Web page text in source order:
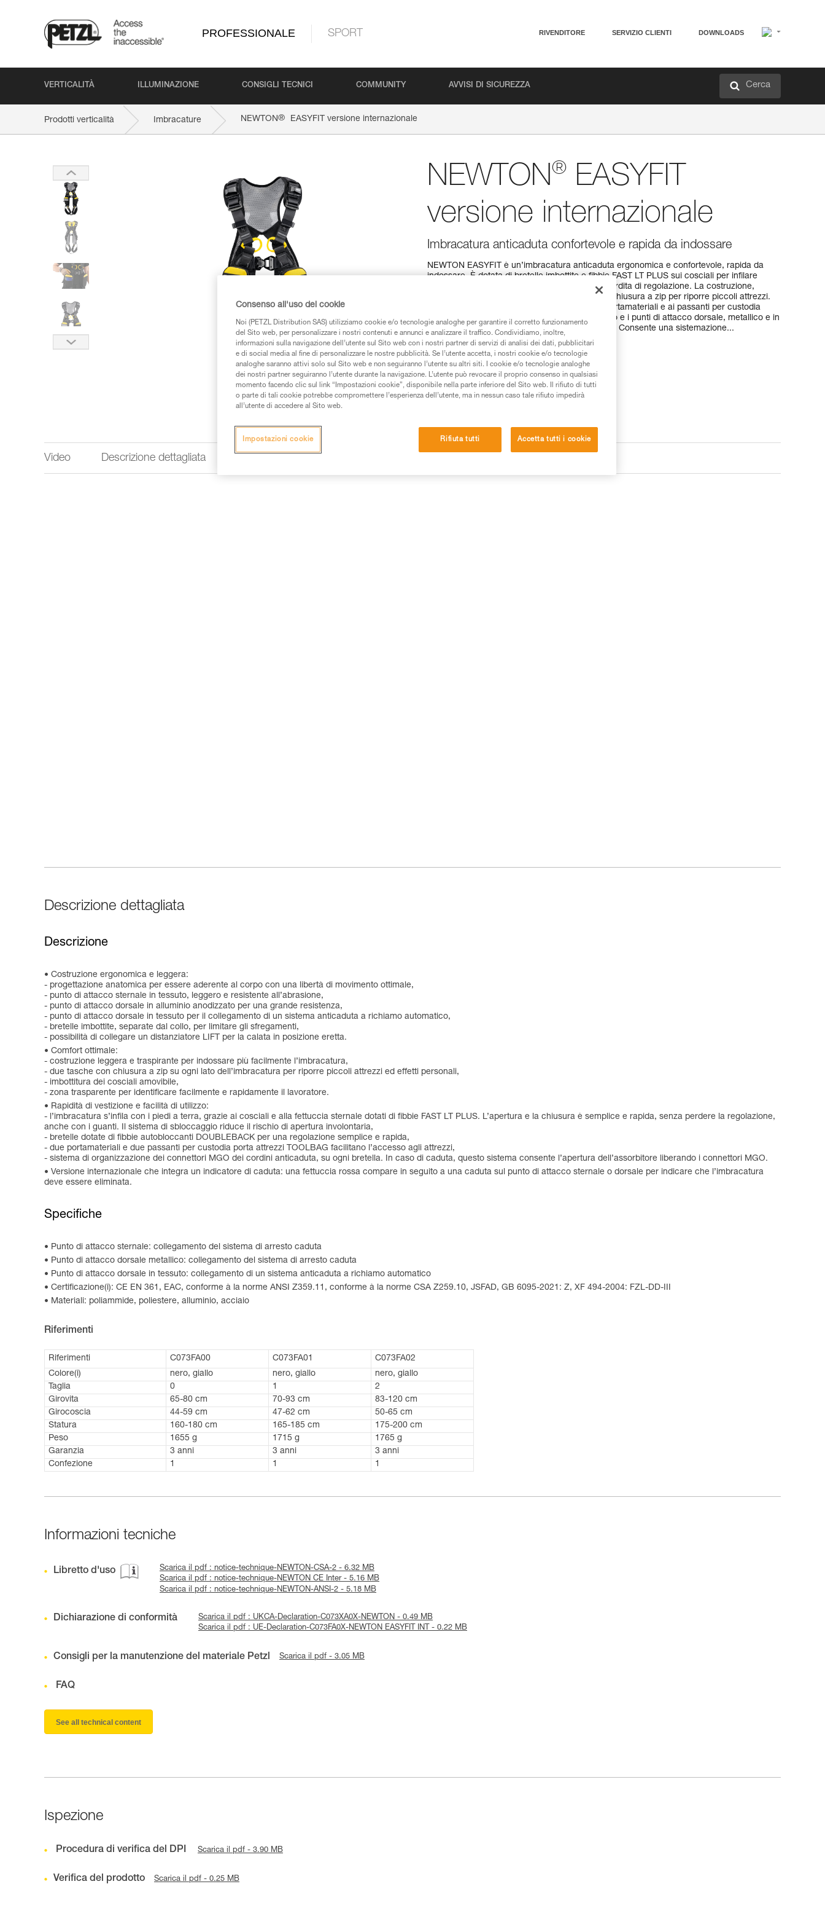
PROFESSIONALE SPORT RIVENDITORE SERVIZIO CLIENTI DOWNLOADS
VERTICALITÀ ILLUMINAZIONE CONSIGLI TECNICI COMMUNITY AVVISI DI SICUREZZA Cerca
Prodotti verticalità Imbracature NEWTON® EASYFIT versione internazionale
NEWTON® EASYFIT
versione internazionale
Imbracatura anticaduta confortevole e rapida da indossare
NEWTON EASYFIT è un’imbracatura anticaduta ergonomica e confortevole, rapida da
indossare. È dotata di bretelle imbottite e fibbie FAST LT PLUS sui cosciali per infilare
l’imbracatura tenendo i piedi per terra, senza perdita di regolazione. La costruzione,
leggera e traspirante, propone due tasche con chiusura a zip per riporre piccoli attrezzi.
L’accesso agli attrezzi è immediato, grazie ai portamateriali e ai passanti per custodia
TOOLBAG. Il punto di attacco sternale in tessuto e i punti di attacco dorsale, metallico e in
tessuto, le garantiscono una grande polivalenza. Consente una sistemazione...
Leggi..
Trova un rivenditore
Video Descrizione dettagliata
Descrizione dettagliata
Descrizione
Costruzione ergonomica e leggera:
- progettazione anatomica per essere aderente al corpo con una libertà di movimento ottimale,
- punto di attacco sternale in tessuto, leggero e resistente all’abrasione,
- punto di attacco dorsale in alluminio anodizzato per una grande resistenza,
- punto di attacco dorsale in tessuto per il collegamento di un sistema anticaduta a richiamo automatico,
- bretelle imbottite, separate dal collo, per limitare gli sfregamenti,
- possibilità di collegare un distanziatore LIFT per la calata in posizione eretta.
Comfort ottimale:
- costruzione leggera e traspirante per indossare più facilmente l’imbracatura,
- due tasche con chiusura a zip su ogni lato dell’imbracatura per riporre piccoli attrezzi ed effetti personali,
- imbottitura dei cosciali amovibile,
- zona trasparente per identificare facilmente e rapidamente il lavoratore.
Rapidità di vestizione e facilità di utilizzo:
- l’imbracatura s’infila con i piedi a terra, grazie ai cosciali e alla fettuccia sternale dotati di fibbie FAST LT PLUS. L’apertura e la chiusura è semplice e rapida, senza perdere la regolazione,
anche con i guanti. Il sistema di sbloccaggio riduce il rischio di apertura involontaria,
- bretelle dotate di fibbie autobloccanti DOUBLEBACK per una regolazione semplice e rapida,
- due portamateriali e due passanti per custodia porta attrezzi TOOLBAG facilitano l’accesso agli attrezzi,
- sistema di organizzazione dei connettori MGO dei cordini anticaduta, su ogni bretella. In caso di caduta, questo sistema consente l’apertura dell’assorbitore liberando i connettori MGO.
Versione internazionale che integra un indicatore di caduta: una fettuccia rossa compare in seguito a una caduta sul punto di attacco sternale o dorsale per indicare che l’imbracatura
deve essere eliminata.
Specifiche
Punto di attacco sternale: collegamento del sistema di arresto caduta
Punto di attacco dorsale metallico: collegamento del sistema di arresto caduta
Punto di attacco dorsale in tessuto: collegamento di un sistema anticaduta a richiamo automatico
Certificazione(i): CE EN 361, EAC, conforme à la norme ANSI Z359.11, conforme à la norme CSA Z259.10, JSFAD, GB 6095-2021: Z, XF 494-2004: FZL-DD-III
Materiali: poliammide, poliestere, alluminio, acciaio
Riferimenti
Riferimenti C073FA00 C073FA01
C073FA02
Colore(i)
nero, giallo nero, giallo
nero, giallo
Taglia
0 1
2
Girovita
65-80 cm 70-93 cm
83-120 cm
Girocoscia
44-59 cm 47-62 cm
50-65 cm
Statura
160-180 cm 165-185 cm
175-200 cm
Peso
1655 g 1715 g
1765 g
Garanzia
3 anni 3 anni
3 anni
Confezione
1 1 1
Informazioni tecniche
Libretto d'uso
Scarica il pdf : notice-technique-NEWTON-CSA-2 - 6.32 MB
Scarica il pdf : notice-technique-NEWTON CE Inter - 5.16 MB
Scarica il pdf : notice-technique-NEWTON-ANSI-2 - 5.18 MB
Dichiarazione di conformità
Scarica il pdf : UKCA-Declaration-C073XA0X-NEWTON - 0.49 MB
Scarica il pdf : UE-Declaration-C073FA0X-NEWTON EASYFIT INT - 0.22 MB
Consigli per la manutenzione del materiale Petzl Scarica il pdf - 3.05 MB
FAQ
See all technical content
Ispezione
Procedura di verifica del DPI Scarica il pdf - 3.90 MB
Verifica del prodotto Scarica il pdf - 0.25 MB
Consenso all'uso dei cookie
Noi (PETZL Distribution SAS) utilizziamo cookie e/o tecnologie analoghe per garantire il corretto funzionamento
del Sito web, per personalizzare i nostri contenuti e annunci e analizzare il traffico. Condividiamo, inoltre,
informazioni sulla navigazione dell’utente sul Sito web con i nostri partner di servizi di analisi dei dati, pubblicitari
e di social media al fine di personalizzare le nostre pubblicità. Se l’utente accetta, i nostri cookie e/o tecnologie
analoghe saranno attivi solo sul Sito web e non seguiranno l’utente su altri siti. I cookie e/o tecnologie analoghe
dei nostri partner seguiranno l’utente durante la navigazione. L’utente può revocare il proprio consenso in qualsiasi
momento facendo clic sul link “Impostazioni cookie”, disponibile nella parte inferiore del Sito web. Il rifiuto di tutti
o parte di tali cookie potrebbe compromettere l’esperienza dell’utente, ma in nessun caso tale rifiuto impedirà
all’utente di accedere al Sito web.
Rifiuta tutti Accetta tutti i cookie
Impostazioni cookie